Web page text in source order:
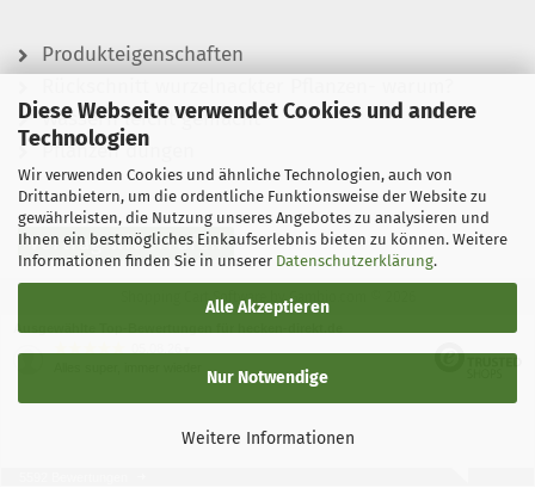
Diese Webseite verwendet Cookies und andere
Technologien
Wir verwenden Cookies und ähnliche Technologien, auch von
Drittanbietern, um die ordentliche Funktionsweise der Website zu
gewährleisten, die Nutzung unseres Angebotes zu analysieren und
Ihnen ein bestmögliches Einkaufserlebnis bieten zu können. Weitere
Informationen finden Sie in unserer Datenschutzerklärung.
Alle Akzeptieren
Nur Notwendige
Weitere Informationen
Produkteigenschaften
Wässern leicht gemacht
Pflanzen düngen
Vertrag widerrufen
Shopping Cart Software by Gambio.com © 2026
Ausgewählte Top-Bewertungen für hecken-direkt.de